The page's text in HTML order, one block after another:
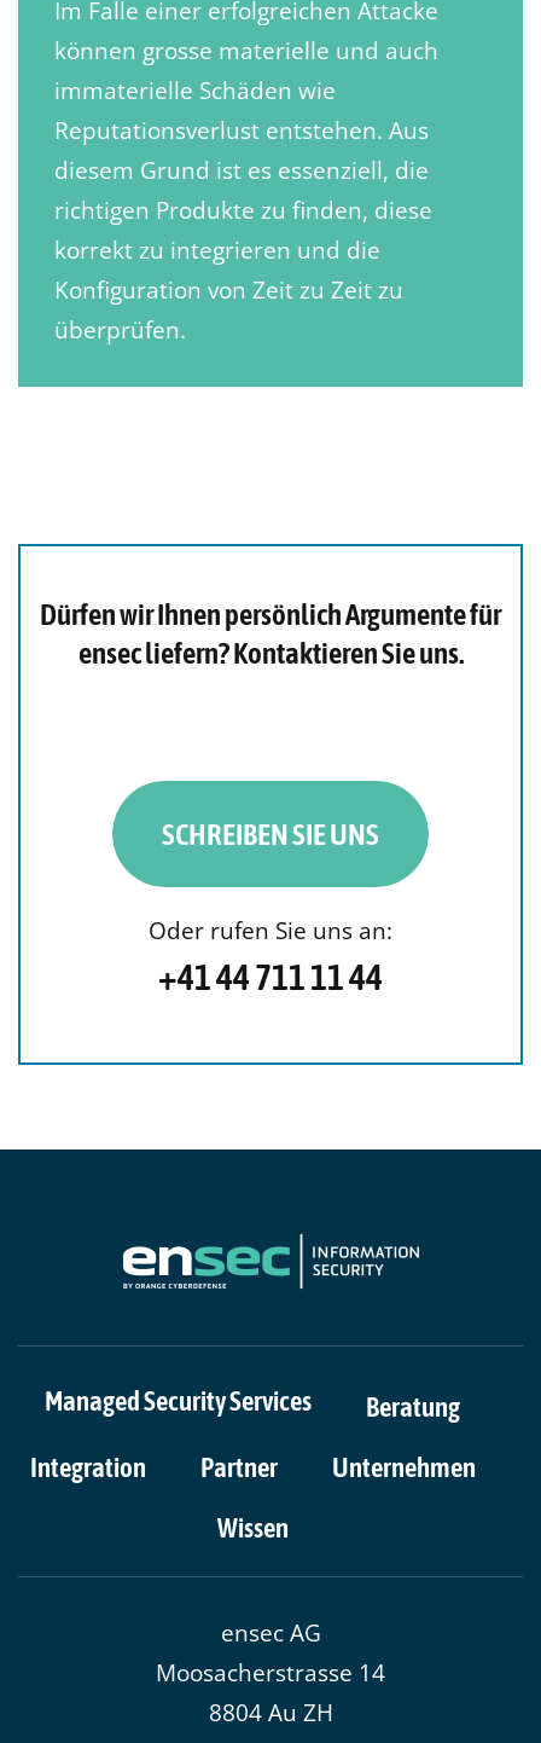
Im Falle einer erfolgreichen Attacke
können grosse materielle und auch
immaterielle Schäden wie
Reputationsverlust entstehen. Aus
diesem Grund ist es essenziell, die
richtigen Produkte zu finden, diese
korrekt zu integrieren und die
Konfiguration von Zeit zu Zeit zu
überprüfen.
Dürfen wir Ihnen persönlich Argumente für
ensec liefern? Kontaktieren Sie uns.
SCHREIBEN SIE UNS
Oder rufen Sie uns an:
+41 44 711 11 44
Managed Security Services
Beratung
Integration
Partner
Unternehmen
Wissen
​ensec AG
Moosacherstrasse 14
8804 Au ZH